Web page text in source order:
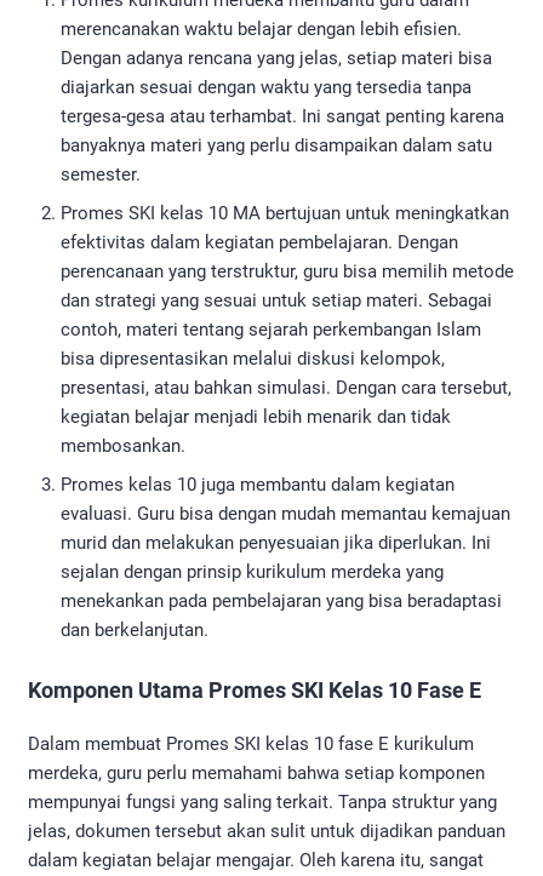
merencanakan waktu belajar dengan lebih efisien.
Dengan adanya rencana yang jelas, setiap materi bisa
diajarkan sesuai dengan waktu yang tersedia tanpa
tergesa-gesa atau terhambat. Ini sangat penting karena
banyaknya materi yang perlu disampaikan dalam satu
semester.
Promes SKI kelas 10 MA bertujuan untuk meningkatkan
efektivitas dalam kegiatan pembelajaran. Dengan
perencanaan yang terstruktur, guru bisa memilih metode
dan strategi yang sesuai untuk setiap materi. Sebagai
contoh, materi tentang sejarah perkembangan Islam
bisa dipresentasikan melalui diskusi kelompok,
presentasi, atau bahkan simulasi. Dengan cara tersebut,
kegiatan belajar menjadi lebih menarik dan tidak
membosankan.
Promes kelas 10 juga membantu dalam kegiatan
evaluasi. Guru bisa dengan mudah memantau kemajuan
murid dan melakukan penyesuaian jika diperlukan. Ini
sejalan dengan prinsip kurikulum merdeka yang
menekankan pada pembelajaran yang bisa beradaptasi
dan berkelanjutan.
Komponen Utama Promes SKI Kelas 10 Fase E
Dalam membuat Promes SKI kelas 10 fase E kurikulum
merdeka, guru perlu memahami bahwa setiap komponen
mempunyai fungsi yang saling terkait. Tanpa struktur yang
jelas, dokumen tersebut akan sulit untuk dijadikan panduan
dalam kegiatan belajar mengajar. Oleh karena itu, sangat